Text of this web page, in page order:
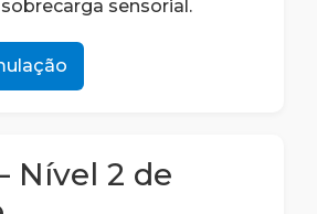
sensorial.
Nível 2 de